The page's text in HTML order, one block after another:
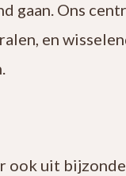
gaan. Ons
en
ook uit